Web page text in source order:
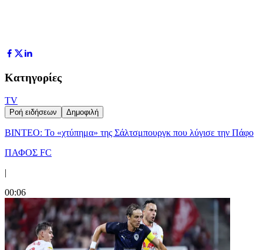
Κατηγορίες
TV
Ροή ειδήσεων Δημοφιλή
ΒΙΝΤΕΟ: Το «χτύπημα» της Σάλτσμπουργκ που λύγισε την Πάφο
ΠΑΦΟΣ FC
|
00:06